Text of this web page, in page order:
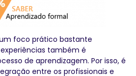
foco prático bastante
também é
de aprendizagem. Por isso, é
entre os profissionais e